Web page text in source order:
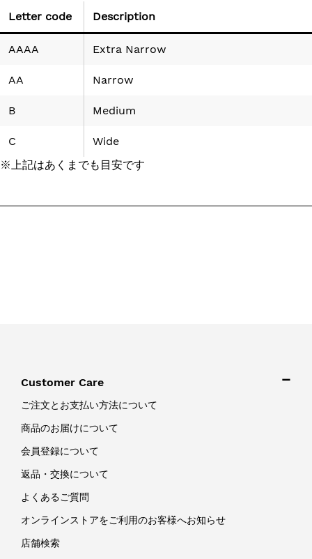
Letter code Description
AAAA Extra Narrow
AA Narrow
B Medium
C
Wide
※上記はあくまでも目安です
Customer Care
ご注文とお支払い方法について
商品のお届けについて
会員登録について
返品・交換について
よくあるご質問
オンラインストアをご利用のお客様へお知らせ
店舗検索